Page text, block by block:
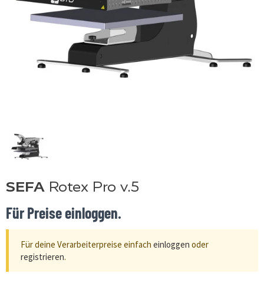
SEFA Rotex Pro v.5
Für Preise einloggen.
Für deine Verarbeiterpreise einfach einloggen oder
registrieren.